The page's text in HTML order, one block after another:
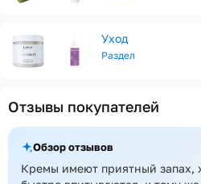
Уход
Раздел
Отзывы покупателей
Обзор отзывов
Кремы имеют приятный запах,